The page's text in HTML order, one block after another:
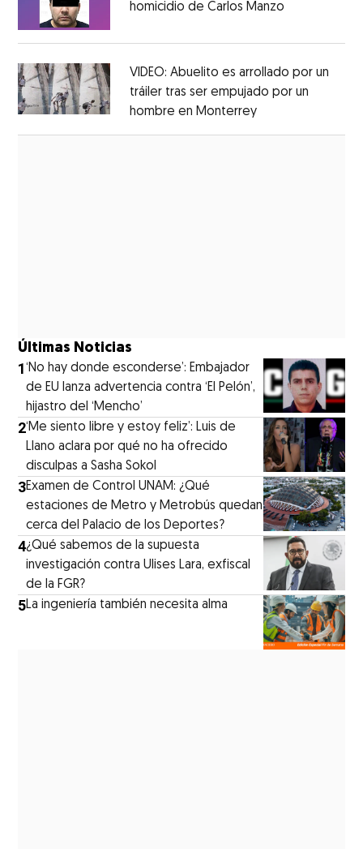
homicidio de Carlos Manzo
VIDEO: Abuelito es arrollado por un
tráiler tras ser empujado por un
hombre en MonterreyOpens in new
Últimas Noticias
1‘No hay donde esconderse’: Embajador
de EU lanza advertencia contra ‘El Pelón’,
hijastro del ‘Mencho’
2‘Me siento libre y estoy feliz’: Luis de
Llano aclara por qué no ha ofrecido
disculpas a Sasha Sokol
3Examen de Control UNAM: ¿Qué
estaciones de Metro y Metrobús quedan
cerca del Palacio de los Deportes?
4¿Qué sabemos de la supuesta
investigación contra Ulises Lara, exfiscal
de la FGR?
5La ingeniería también necesita alma